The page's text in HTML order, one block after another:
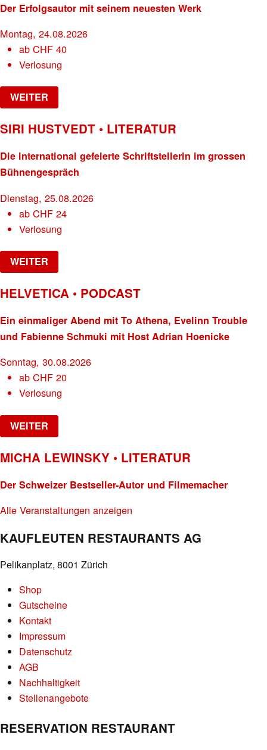
Der Erfolgsautor mit seinem neuesten Werk
Montag, 24.08.2026
abCHF 40
Verlosung
WEITER
SIRI HUSTVEDT • LITERATUR
Die international gefeierte Schriftstellerin im grossen
Bühnengespräch
Dienstag, 25.08.2026
abCHF 24
Verlosung
WEITER
HELVETICA • PODCAST
Ein einmaliger Abend mit To Athena, Evelinn Trouble
und Fabienne Schmuki mit Host Adrian Hoenicke
Sonntag, 30.08.2026
abCHF 20
Verlosung
WEITER
MICHA LEWINSKY • LITERATUR
Der Schweizer Bestseller-Autor und Filmemacher
Alle Veranstaltungen anzeigen
KAUFLEUTEN RESTAURANTS AG
Pelikanplatz, 8001 Zürich
Shop
Gutscheine
Kontakt
Impressum
Datenschutz
AGB
Nachhaltigkeit
Stellenangebote
RESERVATION RESTAURANT